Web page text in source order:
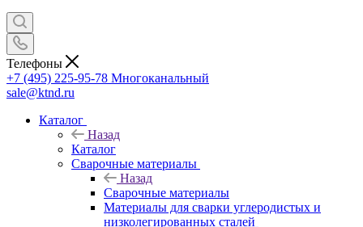
Телефоны
+7 (495) 225-95-78 Многоканальный
sale@ktnd.ru
Каталог
Назад
Каталог
Сварочные материалы
Назад
Сварочные материалы
Материалы для сварки углеродистых и
низколегированных сталей